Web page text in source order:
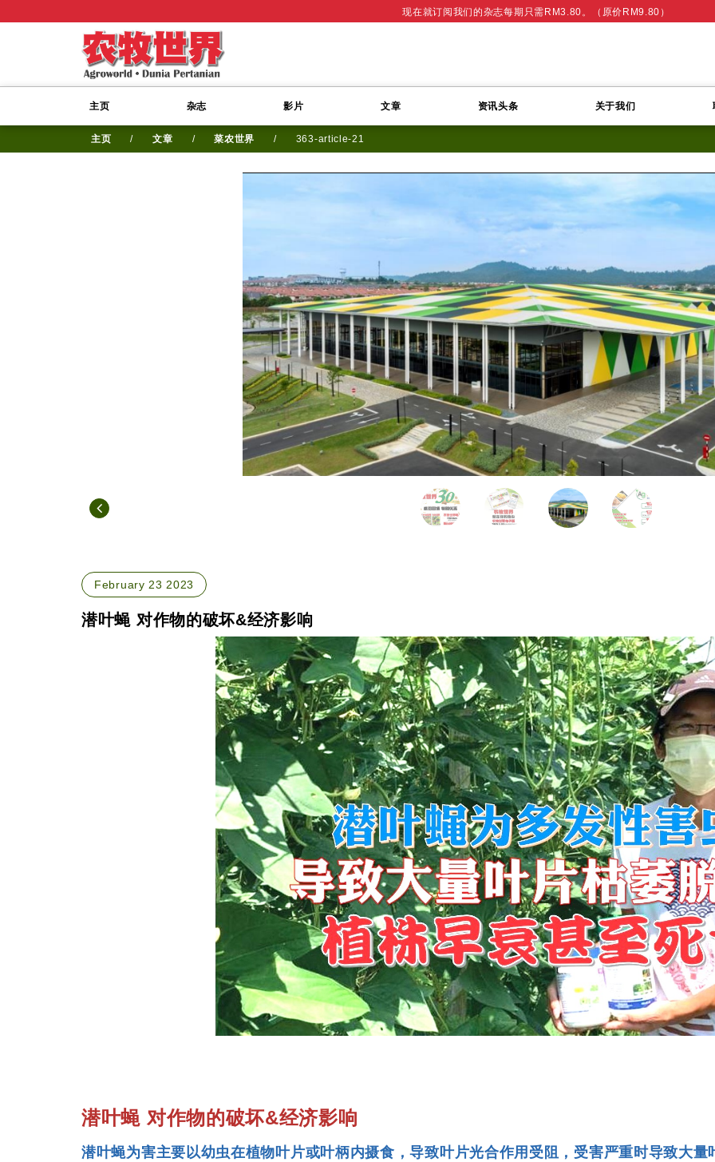
现在就订阅我们的杂志每期只需RM3.80。（原价RM9.80）
主页 杂志 影片 文章 资讯头条 关于我们
主页 / 文章 / 菜农世界 / 363-article-21
February 23 2023
潜叶蝇 对作物的破坏&经济影响
潜叶蝇 对作物的破坏&经济影响
潜叶蝇为害主要以幼虫在植物叶片或叶柄内摄食，导致叶片光合作用受阻，受害严重时导致大